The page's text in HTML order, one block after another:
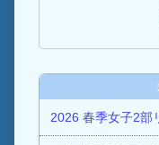
2026 春季女子2